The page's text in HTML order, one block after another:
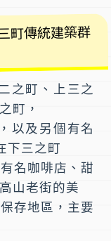
町傳統建築群
之町 、
上三之
町 ，
，以及另個有名
下三之町
名咖啡店、甜
山老街的美
存地區，主要